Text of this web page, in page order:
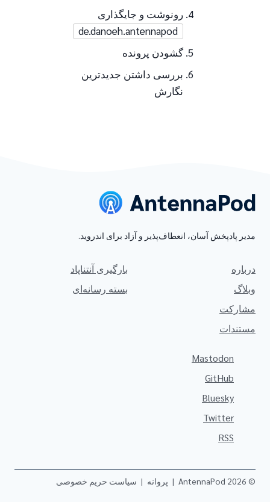
رونوشت و جایگذاری
de.danoeh.antennapod
گشودن پرونده
بررسی داشتن جدیدترین
نگارش
مدیر پادپخش آسان، انعطاف‌پذیر و آزاد برای اندروید.
درباره
وبلاگ
مشارکت
مستندات
بارگیری آنتناپاد
بسته رسانه‌ای
Mastodon
GitHub
Bluesky
Twitter
RSS
© 2026 AntennaPod
| پروانه | سیاست حریم خصوصی